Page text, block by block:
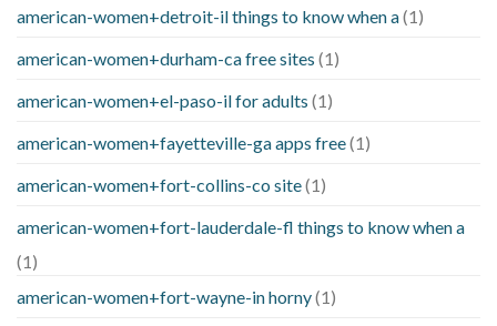
american-women+detroit-il things to know when a(1)
american-women+durham-ca free sites (1)
american-women+el-paso-il for adults (1)
american-women+fayetteville-ga apps free(1)
american-women+fort-collins-co site(1)
american-women+fort-lauderdale-fl things to know when a
(1)
american-women+fort-wayne-in horny(1)